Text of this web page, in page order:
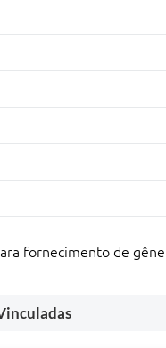
fornecimento de